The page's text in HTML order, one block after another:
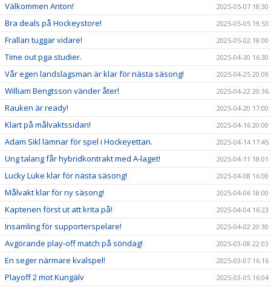
Välkommen Anton! 2025-05-07 18:30
Bra deals på Hockeystore! 2025-05-05 19:53
Frallan tuggar vidare! 2025-05-02 18:00
Time out pga studier. 2025-04-30 16:30
Vår egen landslagsman är klar för nästa säsong! 2025-04-25 20:09
William Bengtsson vänder åter! 2025-04-22 20:36
Rauken är ready! 2025-04-20 17:00
Klart på målvaktssidan! 2025-04-16 20:00
Adam Sikl lämnar för spel i Hockeyettan. 2025-04-14 17:45
Ung talang får hybridkontrakt med A-laget! 2025-04-11 18:01
Lucky Luke klar för nästa säsong! 2025-04-08 16:00
Målvakt klar för ny säsong! 2025-04-06 18:00
Kaptenen först ut att krita på! 2025-04-04 16:23
Insamling för supporterspelare! 2025-04-02 20:30
Avgörande play-off match på söndag! 2025-03-08 22:03
En seger närmare kvalspel! 2025-03-07 16:16
Playoff 2 mot Kungälv 2025-03-05 16:04